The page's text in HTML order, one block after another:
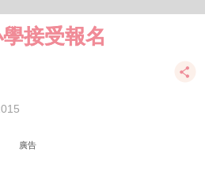
接受報名
廣告